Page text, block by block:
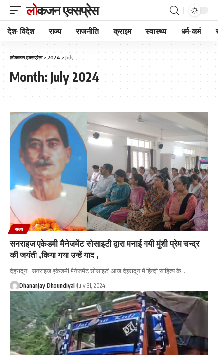
लोकजन एक्सप्रेस
देश- विदेश राज्य राजनीति क्राइम स्वास्थ्य धर्म-कर्म
लोकजन एक्सप्रेस> 2024 >July
Month:July 2024
राज्य
सनराइज एकेडमी मैनेजमेंट सोसाइटी द्वारा मनाई गयी मुंशी प्रेम चन्द्र
की जयंती ,किया गया उन्हें याद ,
देहरादून : सनराइज एकेडमी मैनेजमेंट सोसाइटी आज देहरादून में हिन्दी साहित्य के…
Dhananjay Dhoundiyal July 31, 2024